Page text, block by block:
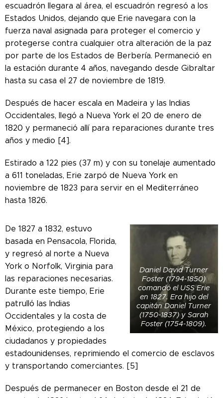
escuadrón llegara al área, el escuadrón regresó a los
Estados Unidos, dejando que Erie navegara con la
fuerza naval asignada para proteger el comercio y
protegerse contra cualquier otra alteración de la paz
por parte de los Estados de Berbería. Permaneció en
la estación durante 4 años, navegando desde Gibraltar
hasta su casa el 27 de noviembre de 1819.
Después de hacer escala en Madeira y las Indias
Occidentales, llegó a Nueva York el 20 de enero de
1820 y permaneció allí para reparaciones durante tres
años y medio [4].
Estirado a 122 pies (37 m) y con su tonelaje aumentado
a 611 toneladas, Erie zarpó de Nueva York en
noviembre de 1823 para servir en el Mediterráneo
hasta 1826.
Daniel David Turner
Foster (1794-1850)
comandó el USS Erie
en 1827. Era hijo del
capitán Daniel Turner
(1750-1837) y Sarah
Foster (1754-1809).
De 1827 a 1832, estuvo
basada en Pensacola, Florida,
y regresó al norte a Nueva
York o Norfolk, Virginia para
las reparaciones necesarias.
Durante este tiempo, Erie
patrulló las Indias
Occidentales y la costa de
México, protegiendo a los
ciudadanos y propiedades
estadounidenses, reprimiendo el comercio de esclavos
y transportando comerciantes. [5]
Después de permanecer en Boston desde el 21 de